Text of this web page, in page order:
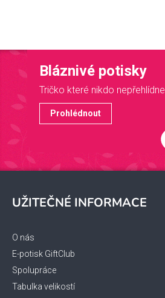
Bláznivé potisky
Tričko které nikdo nepřehlídne
Prohlédnout
UŽITEČNÉ INFORMACE
O nás
E-potisk GiftClub
Spolupráce
Tabulka velikostí